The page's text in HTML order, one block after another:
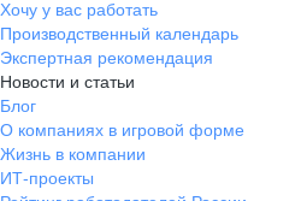
Хочу у вас работать
Производственный календарь
Экспертная рекомендация
Новости и статьи
Блог
О компаниях в игровой форме
Жизнь в компании
ИТ-проекты